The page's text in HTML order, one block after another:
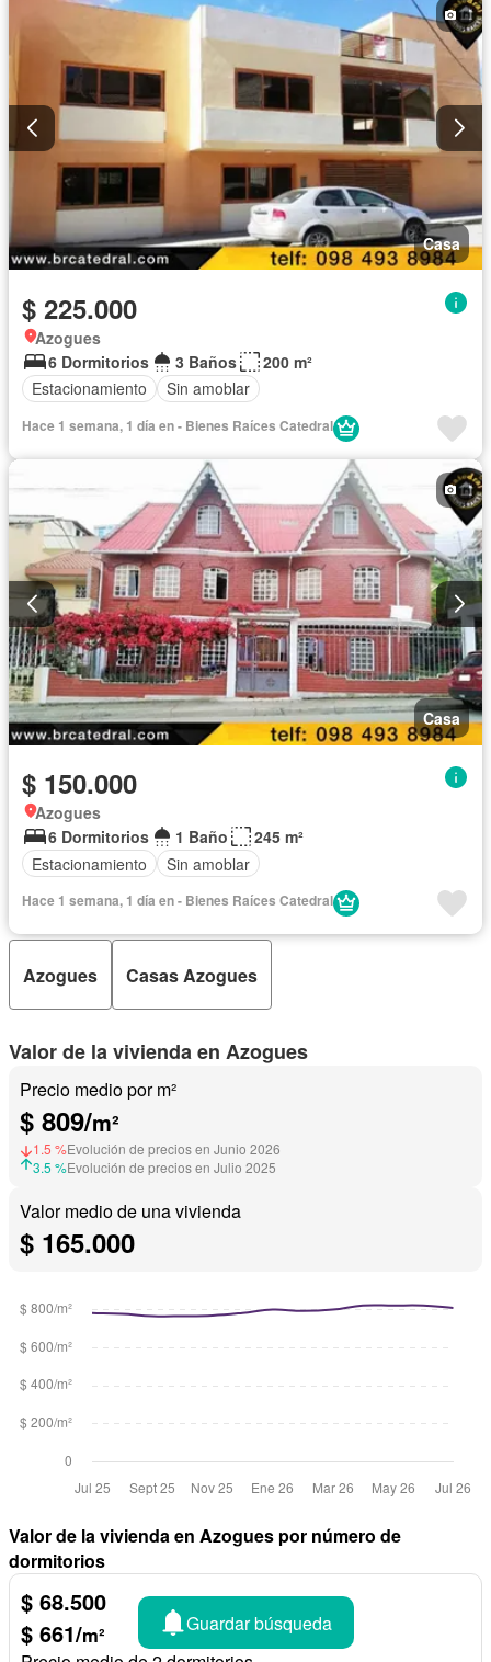
Casa
$ 225.000
Azogues
6 Dormitorios
3 Baños
200 m²
Estacionamiento
Sin amoblar
Hace 1 semana, 1 día en - Bienes Raíces Catedral
Casa
$ 150.000
Azogues
6 Dormitorios
1 Baño
245 m²
Estacionamiento
Sin amoblar
Hace 1 semana, 1 día en - Bienes Raíces Catedral
Azogues Casas Azogues
Valor de la vivienda en Azogues
Precio medio por m²
$ 809/m²
1.5 %Evolución de precios en Junio 2026
3.5 %Evolución de precios en Julio 2025
Valor medio de una vivienda
$ 165.000
Valor de la vivienda en Azogues por número de
dormitorios
$ 68.500
$ 661/m² Guardar búsqueda